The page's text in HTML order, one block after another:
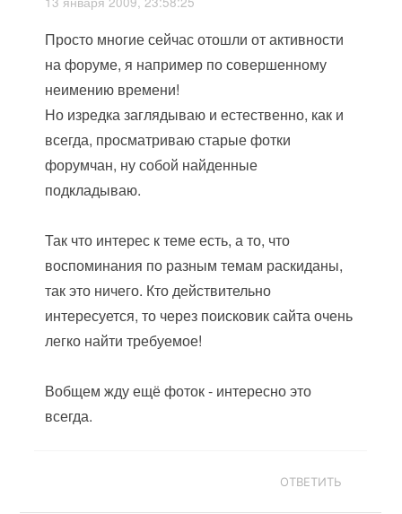
Просто многие сейчас отошли от активности
на форуме, я например по совершенному
неимению времени!
Но изредка заглядываю и естественно, как и
всегда, просматриваю старые фотки
форумчан, ну собой найденные
подкладываю.
Так что интерес к теме есть, а то, что
воспоминания по разным темам раскиданы,
так это ничего. Кто действительно
интересуется, то через поисковик сайта очень
легко найти требуемое!
Вобщем жду ещё фоток - интересно это
всегда.
ОТВЕТИТЬ